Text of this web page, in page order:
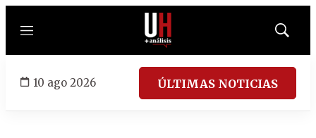
Menú
Mostrar
10 ago 2026 ÚLTIMAS NOTICIAS